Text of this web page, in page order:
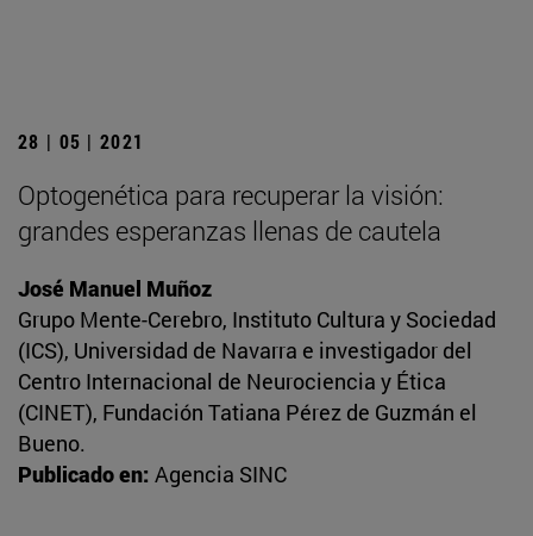
28 | 05 | 2021
Optogenética para recuperar la visión:
grandes esperanzas llenas de cautela
José Manuel Muñoz
Grupo Mente-Cerebro, Instituto Cultura y Sociedad
(ICS), Universidad de Navarra e investigador del
Centro Internacional de Neurociencia y Ética
(CINET), Fundación Tatiana Pérez de Guzmán el
Bueno.
Publicado en: Agencia SINC